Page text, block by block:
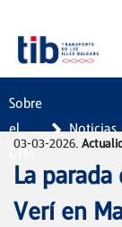
Saltar al
Sobre
el
CTM
Noticias
03-03-2026.
La
Verí en